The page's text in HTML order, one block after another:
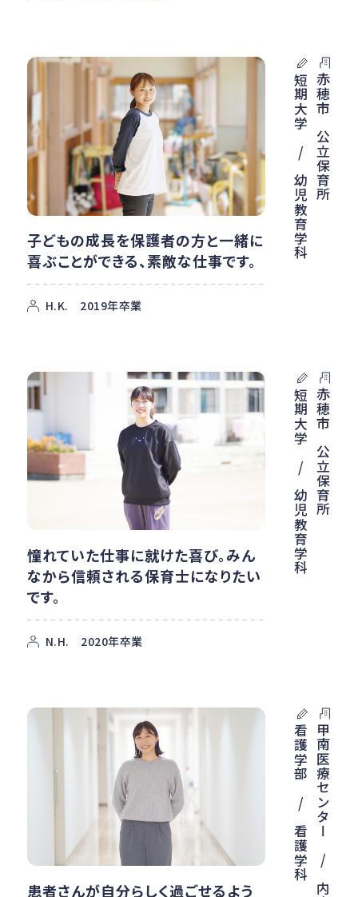
子どもの成長を保護者の方と一緒に
喜ぶことができる、素敵な仕事です。
H.K. 2019年卒業
赤穂市 公立保育所
短期大学 / 幼児教育学科
憧れていた仕事に就けた喜び。みん
なから信頼される保育士になりたい
です。
N.H. 2020年卒業
赤穂市 公立保育所
短期大学 / 幼児教育学科
患者さんが自分らしく過ごせるよう
甲南医療センター / 内定
看護学部 / 看護学科